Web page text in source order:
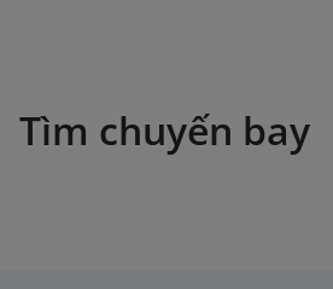
Tìm chuyến bay